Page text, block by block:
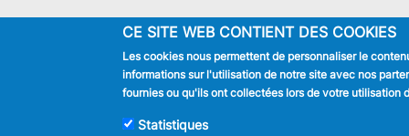
JE SUIS
Habitant
CE SITE WEB CONTIENT DES COOKIES
Les cookies nous permettent de personnaliser le
informations sur l'utilisation de notre site avec nos
fournies ou qu'ils ont collectées lors de votre utilisation
Statistiques